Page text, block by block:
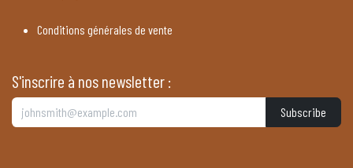
Conditions générales de vente
S'inscrire à nos newsletter :
Subscribe